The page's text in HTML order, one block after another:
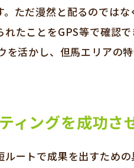
。ただ漫然と配るのでは
たことをGPS等で確認
を活かし、但馬エリアの
ィングを成功さ
ートで成果を出すため